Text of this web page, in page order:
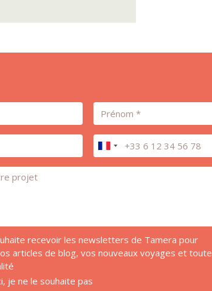
Prénom
Téléphone
recevoir les newsletters de Tamera pour
articles de blog, vos nouveaux voyages et toute
je ne le souhaite pas